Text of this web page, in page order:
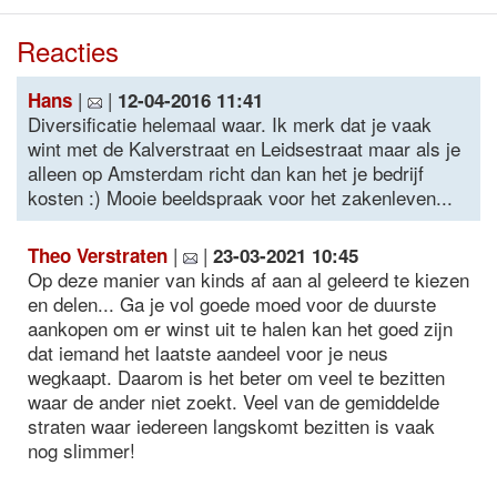
Reacties
Hans | | 12-04-2016 11:41
Diversificatie helemaal waar. Ik merk dat je vaak
wint met de Kalverstraat en Leidsestraat maar als je
alleen op Amsterdam richt dan kan het je bedrijf
kosten :) Mooie beeldspraak voor het zakenleven...
Theo Verstraten | | 23-03-2021 10:45
Op deze manier van kinds af aan al geleerd te kiezen
en delen... Ga je vol goede moed voor de duurste
aankopen om er winst uit te halen kan het goed zijn
dat iemand het laatste aandeel voor je neus
wegkaapt. Daarom is het beter om veel te bezitten
waar de ander niet zoekt. Veel van de gemiddelde
straten waar iedereen langskomt bezitten is vaak
nog slimmer!